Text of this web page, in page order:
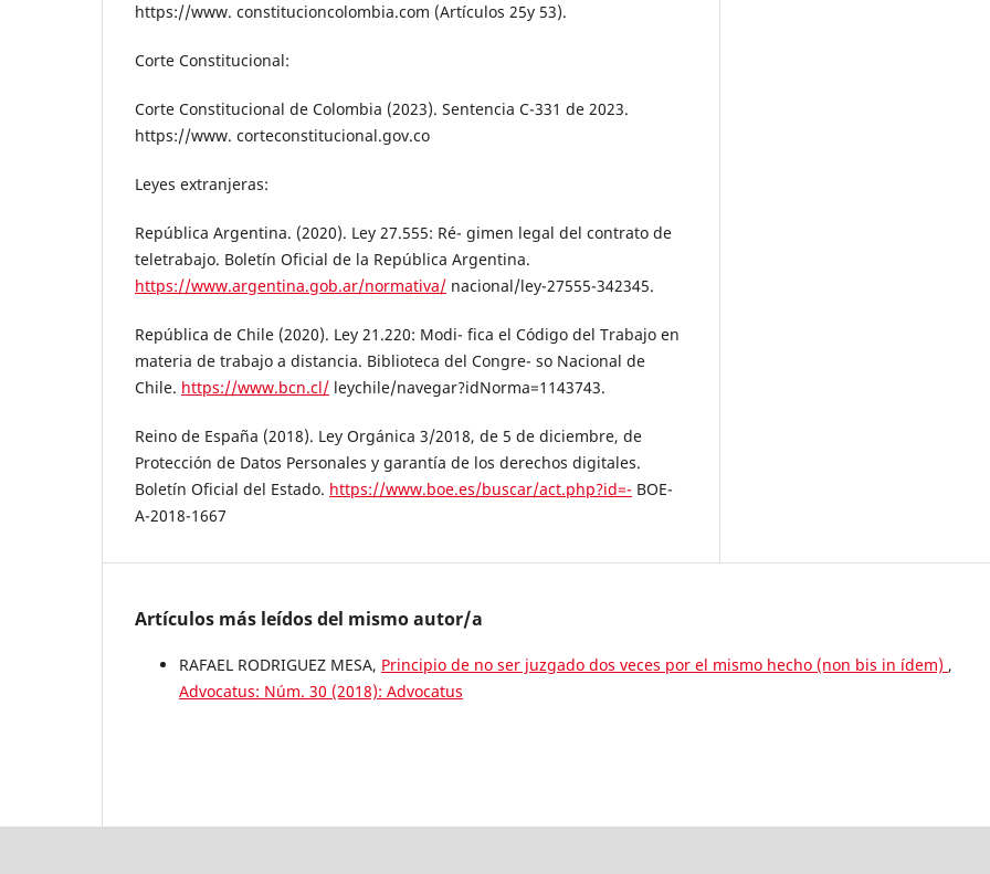
https://www. constitucioncolombia.com (Artículos 25y 53).
Corte Constitucional:
Corte Constitucional de Colombia (2023). Sentencia C-331 de 2023.
https://www. corteconstitucional.gov.co
Leyes extranjeras:
República Argentina. (2020). Ley 27.555: Ré- gimen legal del contrato de
teletrabajo. Boletín Oficial de la República Argentina.
https://www.argentina.gob.ar/normativa/ nacional/ley-27555-342345.
República de Chile (2020). Ley 21.220: Modi- fica el Código del Trabajo en
materia de trabajo a distancia. Biblioteca del Congre- so Nacional de
Chile. https://www.bcn.cl/ leychile/navegar?idNorma=1143743.
Reino de España (2018). Ley Orgánica 3/2018, de 5 de diciembre, de
Protección de Datos Personales y garantía de los derechos digitales.
Boletín Oficial del Estado. https://www.boe.es/buscar/act.php?id=- BOE-
A-2018-1667
Artículos más leídos del mismo autor/a
RAFAEL RODRIGUEZ MESA, Principio de no ser juzgado dos veces por el mismo hecho (non bis in ídem) ,
Advocatus: Núm. 30 (2018): Advocatus